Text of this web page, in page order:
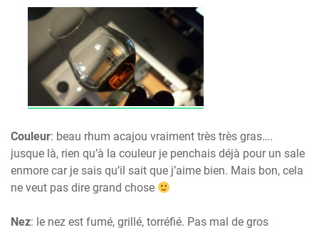
Couleur: beau rhum acajou vraiment très très gras….
jusque là, rien qu’à la couleur je penchais déjà pour un sale
enmore car je sais qu’il sait que j’aime bien. Mais bon, cela
ne veut pas dire grand chose
Nez: le nez est fumé, grillé, torréfié. Pas mal de gros